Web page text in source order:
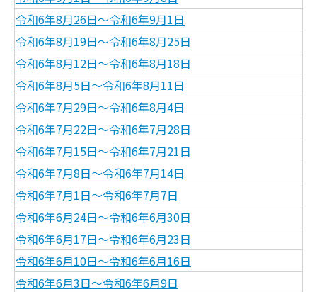
令和6年8月26日～令和6年9月1日
令和6年8月19日～令和6年8月25日
令和6年8月12日～令和6年8月18日
令和6年8月5日～令和6年8月11日
令和6年7月29日～令和6年8月4日
令和6年7月22日～令和6年7月28日
令和6年7月15日～令和6年7月21日
令和6年7月8日～令和6年7月14日
令和6年7月1日～令和6年7月7日
令和6年6月24日～令和6年6月30日
令和6年6月17日～令和6年6月23日
令和6年6月10日～令和6年6月16日
令和6年6月3日～令和6年6月9日